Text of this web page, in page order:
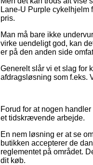
Lane-U Purple cykelhjelm
pris.
Man må bare ikke
virke uendeligt god, kan
er på den anden side
Generelt slår vi et slag for
afdragsløsning som f.eks.
Forud for at nogen
et tidskrævende arbejde.
En nem løsning er at se
butikken accepterer de
reglementet på området.
dit køb.